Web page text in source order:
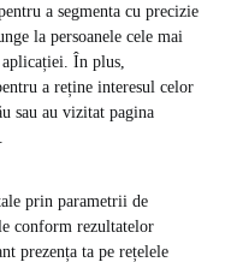
a segmenta cu precizie
la persoanele cele mai
În plus,
a reține interesul celor
sau au vizitat pagina
prin parametrii de
conform rezultatelor
prezența ta pe rețelele